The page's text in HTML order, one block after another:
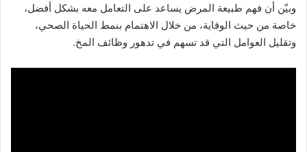
وبيّن أن فهم طبيعة المرض يساعد على التعامل معه بشكل أفضل،
خاصة من حيث الوقاية، من خلال الاهتمام بنمط الحياة الصحي،
وتقليل العوامل التي قد تسهم في تدهور وظائف المخ.